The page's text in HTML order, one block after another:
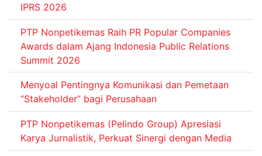
IPRS 2026
PTP Nonpetikemas Raih PR Popular Companies
Awards dalam Ajang Indonesia Public Relations
Summit 2026
Menyoal Pentingnya Komunikasi dan Pemetaan
“Stakeholder” bagi Perusahaan
PTP Nonpetikemas (Pelindo Group) Apresiasi
Karya Jurnalistik, Perkuat Sinergi dengan Media